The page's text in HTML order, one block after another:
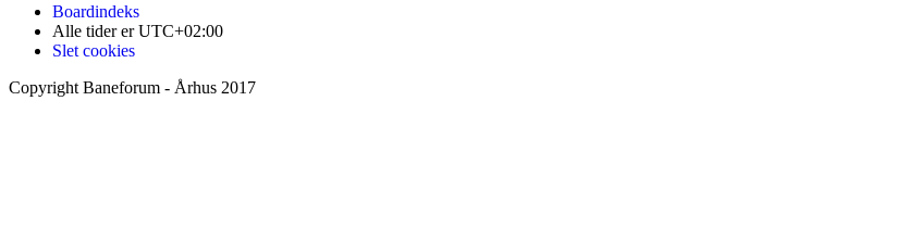
Boardindeks
Alle tider erUTC+02:00
Slet cookies
Copyright Baneforum - Århus 2017